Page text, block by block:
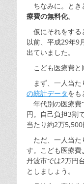
ちなみに。とき
療費の無料化。
仮にそれをする
以前、平成29年9
出ていました。
こども医療費と
まず、一人当た
の統計データをも
年代別の医療費
円。自己負担3割
当たり約2万5,500
ただ、一人当た
す。こども医療費
丹波市では2万円
としましょう。